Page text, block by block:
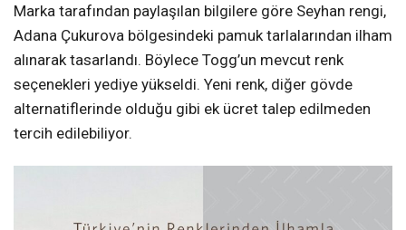
Marka tarafından paylaşılan bilgilere göre Seyhan rengi,
Adana Çukurova bölgesindeki pamuk tarlalarından ilham
alınarak tasarlandı. Böylece Togg’un mevcut renk
seçenekleri yediye yükseldi. Yeni renk, diğer gövde
alternatiflerinde olduğu gibi ek ücret talep edilmeden
tercih edilebiliyor.